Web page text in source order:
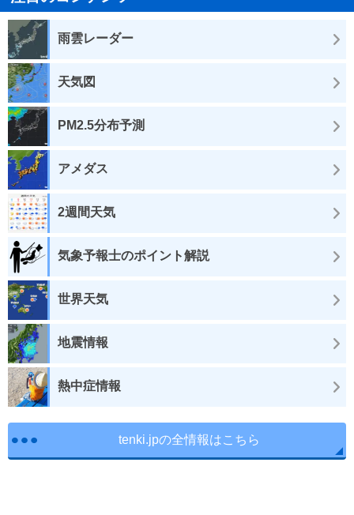
雨雲レーダー
天気図
PM2.5分布予測
アメダス
2週間天気
気象予報士のポイント解説
世界天気
地震情報
熱中症情報
tenki.jpの全情報はこちら